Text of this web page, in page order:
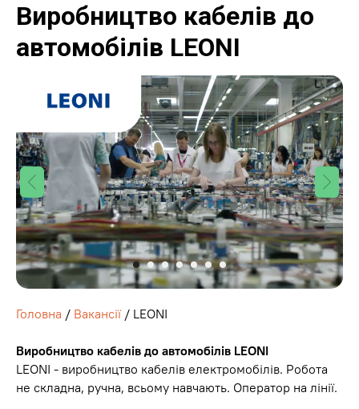
Виробництво кабелів до
автомобілів LEONI
Головна / Вакансії/ LEONI
Виробництво кабелів до автомобілів LEONI
LEONI - виробництво кабелів електромобілів. Робота
не складна, ручна, всьому навчають. Оператор на лінії.